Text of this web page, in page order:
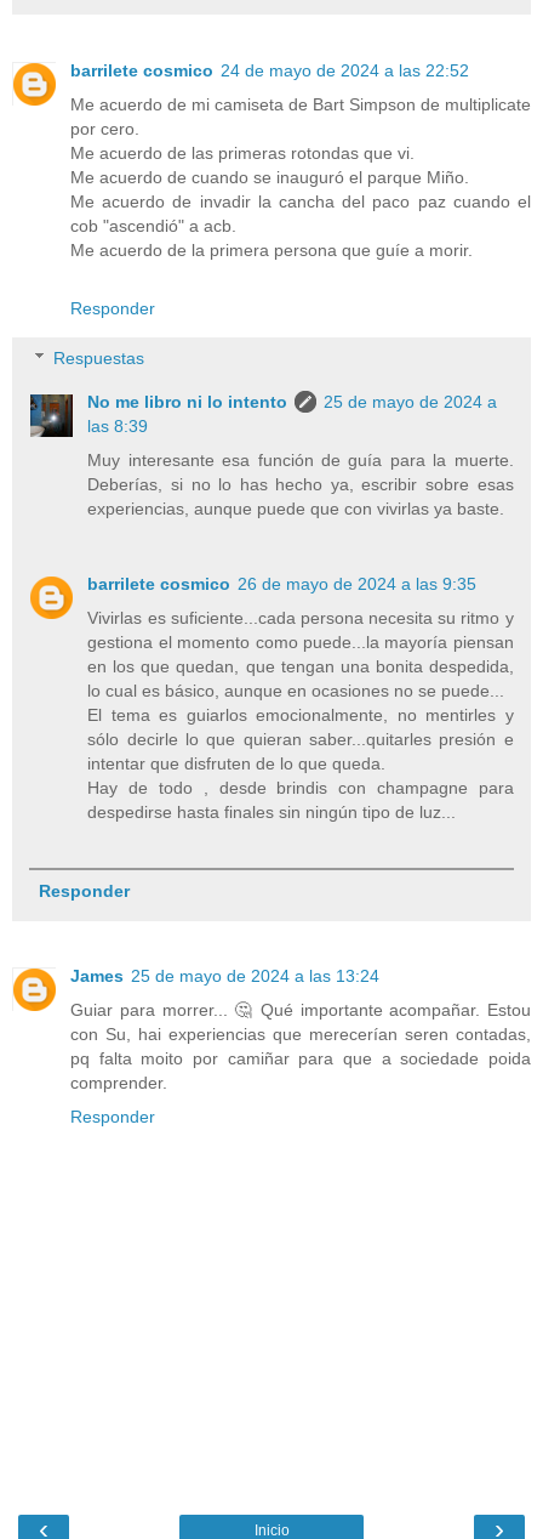
barrilete cosmico 24 de mayo de 2024 a las 22:52
Me acuerdo de mi camiseta de Bart Simpson de multiplicate
por cero.
Me acuerdo de las primeras rotondas que vi.
Me acuerdo de cuando se inauguró el parque Miño.
Me acuerdo de invadir la cancha del paco paz cuando el
cob "ascendió" a acb.
Me acuerdo de la primera persona que guíe a morir.
Responder
Respuestas
No me libro ni lo intento
25 de mayo de 2024 a
las 8:39
Muy interesante esa función de guía para la muerte.
Deberías, si no lo has hecho ya, escribir sobre esas
experiencias, aunque puede que con vivirlas ya baste.
barrilete cosmico 26 de mayo de 2024 a las 9:35
Vivirlas es suficiente...cada persona necesita su ritmo y
gestiona el momento como puede...la mayoría piensan
en los que quedan, que tengan una bonita despedida,
lo cual es básico, aunque en ocasiones no se puede...
El tema es guiarlos emocionalmente, no mentirles y
sólo decirle lo que quieran saber...quitarles presión e
intentar que disfruten de lo que queda.
Hay de todo , desde brindis con champagne para
despedirse hasta finales sin ningún tipo de luz...
Responder
James 25 de mayo de 2024 a las 13:24
Guiar para morrer... 🤔 Qué importante acompañar. Estou
con Su, hai experiencias que merecerían seren contadas,
pq falta moito por camiñar para que a sociedade poida
comprender.
Responder
‹ ›
Inicio